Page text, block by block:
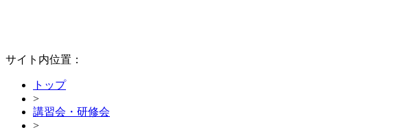
サイト内位置：
トップ
>
講習会・研修会
>